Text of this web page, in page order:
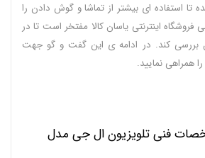
تا استفاده ای بیشتر از تماشا و گوش دادن را
فروشگاه اینترنتی یاسان کالا مفتخر است تا در
بررسی کند. در ادامه ی این گفت و گو جهت
همراهی نمایید.
فنی تلویزیون ال جی مدل